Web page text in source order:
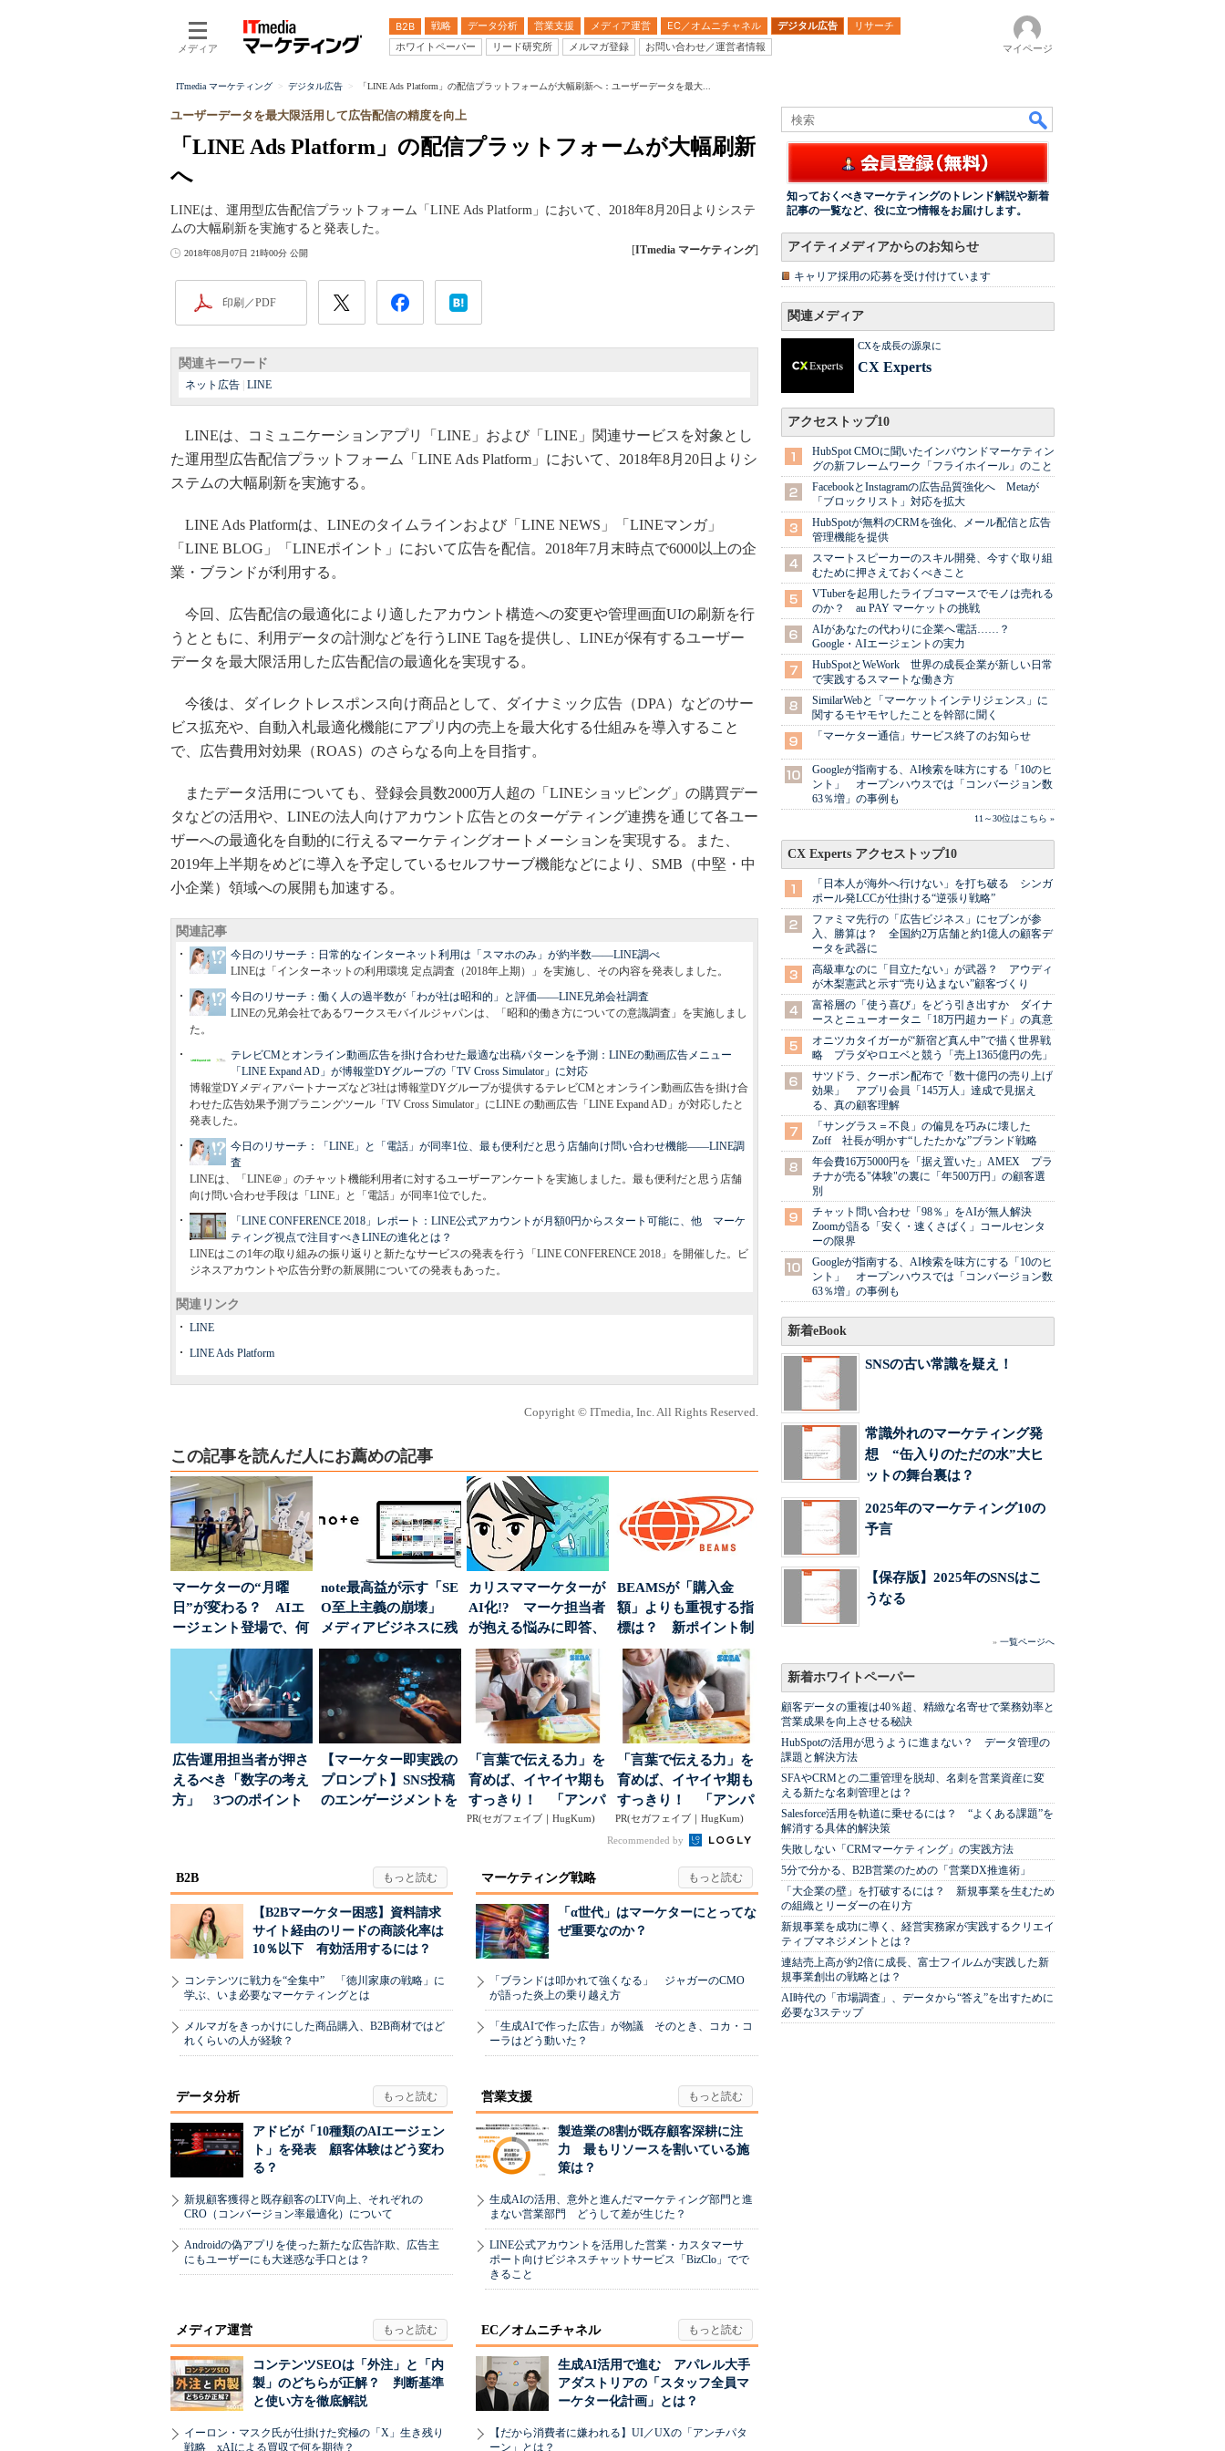
メディア
B2B 戦略 データ分析 営業支援 メディア運営 EC／オムニチャネル デジタル広告
リサーチ
ホワイトペーパー
リード研究所 メルマガ登録 お問い合わせ／運営者情報 マイページ
ITmedia マーケティング デジタル広告 「LINE Ads Platform」の配信プラットフォームが大幅刷新へ：ユーザーデータを最大...
「LINE Ads Platform」の配信プラットフォームが大幅刷新
へ
ユーザーデータを最大限活用して広告配信の精度を向上
LINEは、運用型広告配信プラットフォーム「LINE Ads Platform」において、2018年8月20日よりシステ
ムの大幅刷新を実施すると発表した。
2018年08月07日 21時00分 公開 [ITmedia マーケティング]
印刷／PDF
関連キーワード
ネット広告 LINE
LINEは、コミュニケーションアプリ「LINE」および「LINE」関連サービスを対象とし
た運用型広告配信プラットフォーム「LINE Ads Platform」において、2018年8月20日よりシ
ステムの大幅刷新を実施する。
LINE Ads Platformは、LINEのタイムラインおよび「LINE NEWS」「LINEマンガ」
「LINE BLOG」「LINEポイント」において広告を配信。2018年7月末時点で6000以上の企
業・ブランドが利用する。
今回、広告配信の最適化により適したアカウント構造への変更や管理画面UIの刷新を行
うとともに、利用データの計測などを行うLINE Tagを提供し、LINEが保有するユーザー
データを最大限活用した広告配信の最適化を実現する。
今後は、ダイレクトレスポンス向け商品として、ダイナミック広告（DPA）などのサー
ビス拡充や、自動入札最適化機能にアプリ内の売上を最大化する仕組みを導入すること
で、広告費用対効果（ROAS）のさらなる向上を目指す。
またデータ活用についても、登録会員数2000万人超の「LINEショッピング」の購買デー
タなどの活用や、LINEの法人向けアカウント広告とのターゲティング連携を通じて各ユー
ザーへの最適化を自動的に行えるマーケティングオートメーションを実現する。また、
2019年上半期をめどに導入を予定しているセルフサーブ機能などにより、SMB（中堅・中
小企業）領域への展開も加速する。
関連記事
今日のリサーチ：日常的なインターネット利用は「スマホのみ」が約半数――LINE調べ
LINEは「インターネットの利用環境 定点調査（2018年上期）」を実施し、その内容を発表しました。
今日のリサーチ：働く人の過半数が「わが社は昭和的」と評価――LINE兄弟会社調査
LINEの兄弟会社であるワークスモバイルジャパンは、「昭和的働き方についての意識調査」を実施しまし
た。
テレビCMとオンライン動画広告を掛け合わせた最適な出稿パターンを予測：LINEの動画広告メニュー
「LINE Expand AD」が博報堂DYグループの「TV Cross Simulator」に対応
博報堂DYメディアパートナーズなど3社は博報堂DYグループが提供するテレビCMとオンライン動画広告を掛け合
わせた広告効果予測プラニングツール「TV Cross Simulator」にLINE の動画広告「LINE Expand AD」が対応したと
発表した。
今日のリサーチ：「LINE」と「電話」が同率1位、最も便利だと思う店舗向け問い合わせ機能――LINE調
査
LINEは、「LINE＠」のチャット機能利用者に対するユーザーアンケートを実施しました。最も便利だと思う店舗
向け問い合わせ手段は「LINE」と「電話」が同率1位でした。
「LINE CONFERENCE 2018」レポート：LINE公式アカウントが月額0円からスタート可能に、他 マーケ
ティング視点で注目すべきLINEの進化とは？
LINEはこの1年の取り組みの振り返りと新たなサービスの発表を行う「LINE CONFERENCE 2018」を開催した。ビ
ジネスアカウントや広告分野の新展開についての発表もあった。
関連リンク
LINE
LINE Ads Platform
Copyright © ITmedia, Inc. All Rights Reserved.
この記事を読んだ人にお薦めの記事
マーケターの“月曜
日”が変わる？ AIエ
ージェント登場で、何
が起きるか
note最高益が示す「SE
O至上主義の崩壊」
メディアビジネスに残
された“勝ち筋...
カリスママーケターが
AI化!? マーケ担当者
が抱える悩みに即答、
実力は？
BEAMSが「購入金
額」よりも重視する指
標は？ 新ポイント制
度の狙い
広告運用担当者が押さ
えるべき「数字の考え
方」 3つのポイント
【マーケター即実践の
プロンプト】SNS投稿
のエンゲージメントを
「言葉で伝える力」を
育めば、イヤイヤ期も
すっきり！ 「アンパ
ンマン ことばずかん...
PR(セガフェイブ｜HugKum)
「言葉で伝える力」を
育めば、イヤイヤ期も
すっきり！ 「アンパ
ンマン ことばずかん...
PR(セガフェイブ｜HugKum)
Recommended by
B2B
【B2Bマーケター困惑】資料請求
サイト経由のリードの商談化率は
10％以下 有効活用するには？
コンテンツに戦力を“全集中” 「徳川家康の戦略」に
学ぶ、いま必要なマーケティングとは
メルマガをきっかけにした商品購入、B2B商材ではど
れくらいの人が経験？
マーケティング戦略
「α世代」はマーケターにとってな
ぜ重要なのか？
「ブランドは叩かれて強くなる」 ジャガーのCMO
が語った炎上の乗り越え方
「生成AIで作った広告」が物議 そのとき、コカ・コ
ーラはどう動いた？
データ分析
アドビが「10種類のAIエージェン
ト」を発表 顧客体験はどう変わ
る？
新規顧客獲得と既存顧客のLTV向上、それぞれの
CRO（コンバージョン率最適化）について
Androidの偽アプリを使った新たな広告詐欺、広告主
にもユーザーにも大迷惑な手口とは？
営業支援
製造業の8割が既存顧客深耕に注
力 最もリソースを割いている施
策は？
生成AIの活用、意外と進んだマーケティング部門と進
まない営業部門 どうして差が生じた？
LINE公式アカウントを活用した営業・カスタマーサ
ポート向けビジネスチャットサービス「BizClo」でで
きること
メディア運営
コンテンツSEOは「外注」と「内
製」のどちらが正解？ 判断基準
と使い方を徹底解説
イーロン・マスク氏が仕掛けた究極の「X」生き残り
戦略 xAIによる買収で何を期待？
EC／オムニチャネル
生成AI活用で進む アパレル大手
アダストリアの「スタッフ全員マ
ーケター化計画」とは？
【だから消費者に嫌われる】UI／UXの「アンチパタ
ーン」とは？
知っておくべきマーケティングのトレンド解説や新着
記事の一覧など、役に立つ情報をお届けします。
アイティメディアからのお知らせ
キャリア採用の応募を受け付けています
関連メディア
CXを成長の源泉に
CX Experts
アクセストップ10
HubSpot CMOに聞いたインバウンドマーケティン
グの新フレームワーク「フライホイール」のこと
FacebookとInstagramの広告品質強化へ Metaが
「ブロックリスト」対応を拡大
HubSpotが無料のCRMを強化、メール配信と広告
管理機能を提供
スマートスピーカーのスキル開発、今すぐ取り組
むために押さえておくべきこと
VTuberを起用したライブコマースでモノは売れる
のか？ au PAY マーケットの挑戦
AIがあなたの代わりに企業へ電話……？
Google・AIエージェントの実力
HubSpotとWeWork 世界の成長企業が新しい日常
で実践するスマートな働き方
SimilarWebと「マーケットインテリジェンス」に
関するモヤモヤしたことを幹部に聞く
「マーケター通信」サービス終了のお知らせ
Googleが指南する、AI検索を味方にする「10のヒ
ント」 オープンハウスでは「コンバージョン数
63％増」の事例も
11～30位はこちら »
CX Experts アクセストップ10
「日本人が海外へ行けない」を打ち破る シンガ
ポール発LCCが仕掛ける“逆張り戦略”
ファミマ先行の「広告ビジネス」にセブンが参
入、勝算は？ 全国約2万店舗と約1億人の顧客デ
ータを武器に
高級車なのに「目立たない」が武器？ アウディ
が木梨憲武と示す“売り込まない”顧客づくり
富裕層の「使う喜び」をどう引き出すか ダイナ
ースとニューオータニ「18万円超カード」の真意
オニツカタイガーが“新宿ど真ん中”で描く世界戦
略 プラダやロエベと競う「売上1365億円の先」
サツドラ、クーポン配布で「数十億円の売り上げ
効果」 アプリ会員「145万人」達成で見据え
る、真の顧客理解
「サングラス＝不良」の偏見を巧みに壊した
Zoff 社長が明かす“したたかな”ブランド戦略
年会費16万5000円を「据え置いた」AMEX プラ
チナが売る"体験"の裏に「年500万円」の顧客選
別
チャット問い合わせ「98％」をAIが無人解決
Zoomが語る「安く・速くさばく」コールセンタ
ーの限界
Googleが指南する、AI検索を味方にする「10のヒ
ント」 オープンハウスでは「コンバージョン数
63％増」の事例も
新着eBook
SNSの古い常識を疑え！
常識外れのマーケティング発
想 “缶入りのただの水”大ヒ
ットの舞台裏は？
2025年のマーケティング10の
予言
【保存版】2025年のSNSはこ
うなる
» 一覧ページへ
新着ホワイトペーパー
顧客データの重複は40％超、精緻な名寄せで業務効率と
営業成果を向上させる秘訣
HubSpotの活用が思うように進まない？ データ管理の
課題と解決方法
SFAやCRMとの二重管理を脱却、名刺を営業資産に変
える新たな名刺管理とは？
Salesforce活用を軌道に乗せるには？ “よくある課題”を
解消する具体的解決策
失敗しない「CRMマーケティング」の実践方法
5分で分かる、B2B営業のための「営業DX推進術」
「大企業の壁」を打破するには？ 新規事業を生むため
の組織とリーダーの在り方
新規事業を成功に導く、経営実務家が実践するクリエイ
ティブマネジメントとは？
連結売上高が約2倍に成長、富士フイルムが実践した新
規事業創出の戦略とは？
AI時代の「市場調査」、データから“答え”を出すために
必要な3ステップ